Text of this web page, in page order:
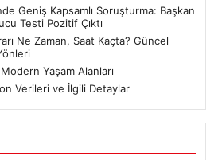
Geniş Kapsamlı Soruşturma: Başkan
Testi Pozitif Çıktı
Ne Zaman, Saat Kaçta? Güncel
Yaşam Alanları
Verileri ve İlgili Detaylar